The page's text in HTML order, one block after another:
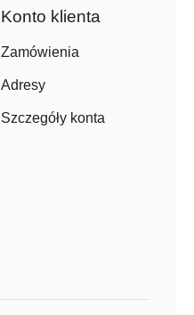
Konto klienta
Zamówienia
Adresy
Szczegóły konta